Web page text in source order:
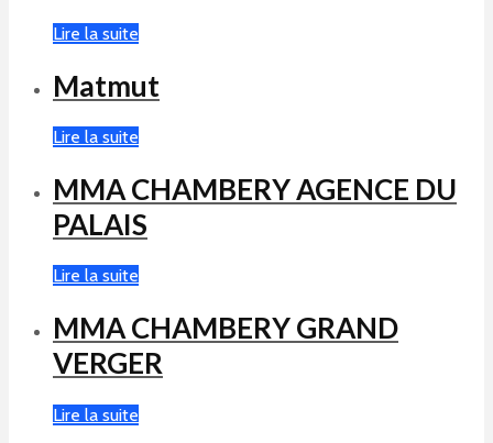
Lire la suite
Matmut
Lire la suite
MMA CHAMBERY AGENCE DU
PALAIS
Lire la suite
MMA CHAMBERY GRAND
VERGER
Lire la suite